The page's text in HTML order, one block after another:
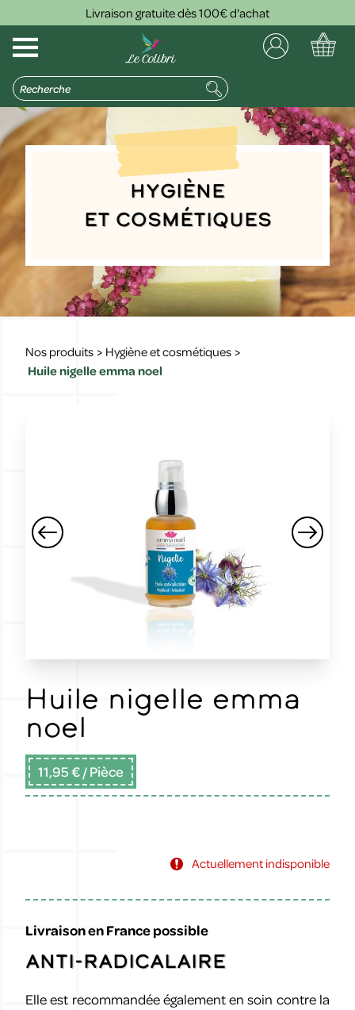
Livraison gratuite dès 100€ d'achat
Hygiène
et cosmétiques
Nos produits > Hygiène et cosmétiques >
Huile nigelle emma noel
Huile nigelle emma
noel
11,95 €/ Pièce
Actuellement indisponible
Livraison en France possible
Anti-radicalaire
Elle est recommandée également en soin contre la